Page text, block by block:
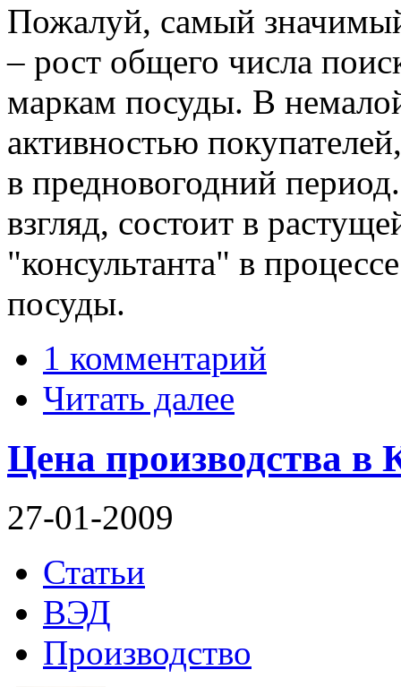
Пожалуй, самый значимый
– рост общего числа
маркам посуды. В
активностью
в предновогодний
взгляд, состоит в
"консультанта" в
посуды.
1 комментарий
Читать далее
Цена производства в
27-01-2009
Статьи
ВЭД
Производство